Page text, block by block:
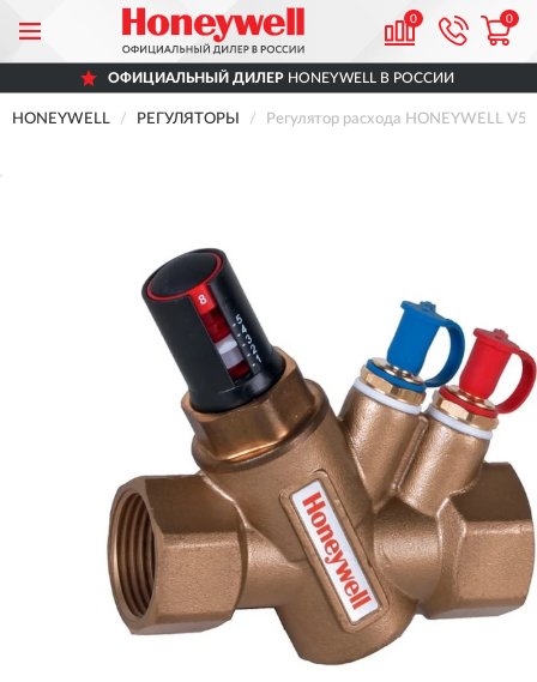
0 0
ОФИЦИАЛЬНЫЙ ДИЛЕР HONEYWELL В РОССИИ
HONEYWELL РЕГУЛЯТОРЫ Регулятор расхода HONEYWELL